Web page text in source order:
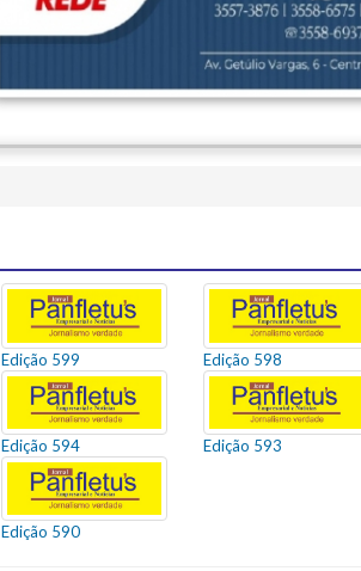
Edição 599 Edição 598
Edição 594 Edição 593
Edição 590